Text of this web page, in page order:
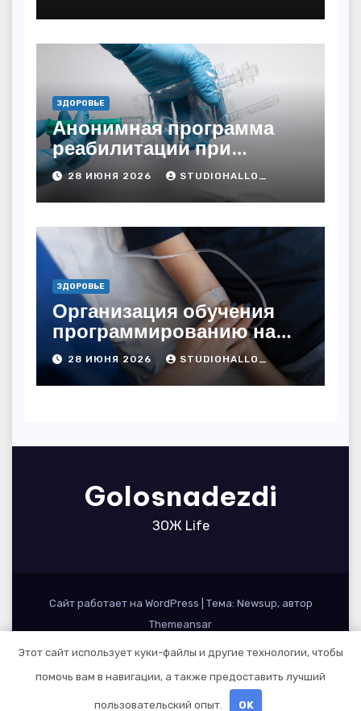
ЗДОРОВЬЕ
Анонимная программа
реабилитации при
алкогольной зависимости
с персональным
подходом и
лицензированными
врачами
28 ИЮНЯ 2026 STUDIOHALLO_
ЗДОРОВЬЕ
Организация обучения
программированию на
дому
28 ИЮНЯ 2026 STUDIOHALLO_
Golosnadezdi
ЗОЖ Life
Сайт работает на WordPress
Тема: Newsup, автор
Themeansar
Политика конфиденциальности
Этот сайт использует куки-файлы и другие технологии, чтобы
помочь вам в навигации, а также предоставить лучший
пользовательский опыт. OK